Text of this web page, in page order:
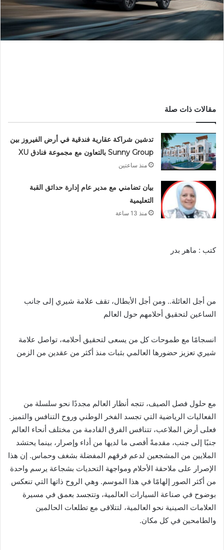
مقالات ذات صلة
تدشين شراكة عقارية فندقية في أرض الفيروز بين
Sunny Group بالتعاون مع مجموعة فنادق XU
منذ ساعتين
بيان تضامني مع مدير عام إدارة حدائق القبة
التعليمية
منذ 13 ساعة
كتب : ماهر بدر
من أجل العائلة.. ومن أجل الأبطال، تقف علامة شيري إلى جانب
الساعين لتحقيق أحلامهم حول العالم
انسجامًا مع طموحات كل من يسعى لتحقيق أحلامه، تواصل علامة
شيري تعزيز حضورها العالمي بثبات منذ أكثر من عقدين من الزمن
مع حلول فصل الصيف، تتجه أنظار العالم مجددًا نحو سلسلة من
الفعاليات الرياضية التي تجسد الفخر الوطني وروح التنافس والتميز.
فعلى أرض الملاعب، تتنافس الفرق القادمة من مختلف أنحاء العالم
جنبًا إلى جنب، مقدمةً أقصى ما لديها من أداء وإصرار، بينما يحتشد
الملايين من المشجعين لدعم فرقهم المفضلة بشغف وحماس. إن هذا
الإصرار على ملاحقة الأحلام ومواجهة التحديات بشجاعة يرسم واحدة
من أكثر الصور إلهامًا في هذا الموسم. وهي الروح ذاتها التي تنعكس
بوضوح في صناعة السيارات العالمية، وتتجسد بعمق في مسيرة
العلامات الصينية نحو العالمية، لتتلاقى مع تطلعات الحالمين
والطامحين في كل مكان.